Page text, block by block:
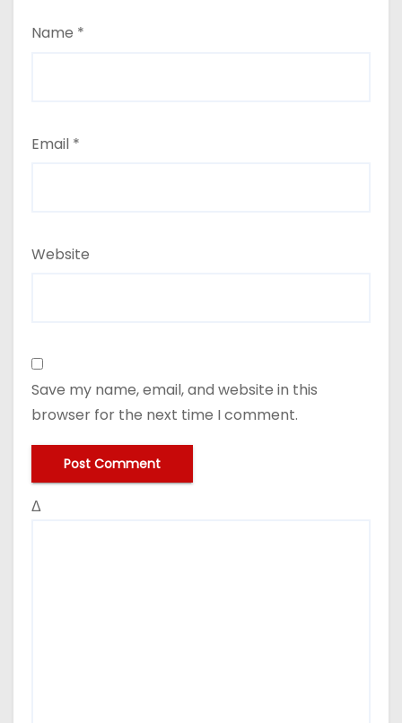
Name *
Email *
Website
Save my name, email, and website in this
browser for the next time I comment.
Δ